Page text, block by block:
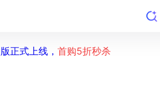
正式上线， 首购5折秒杀